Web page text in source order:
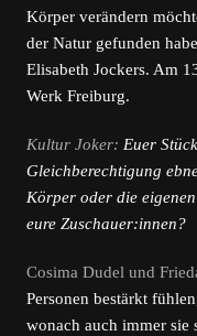
Körper verändern
der Natur gefunden
Elisabeth Jockers. Am
Werk Freiburg.
Kultur Joker: Euer
Gleichberechtigung
Körper oder die
eure Zuschauer:innen?
Cosima Dudel und
Personen bestärkt
wonach auch immer sie